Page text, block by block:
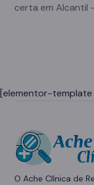
certa em Alcantil
[elementor-template
O Ache Clínica de